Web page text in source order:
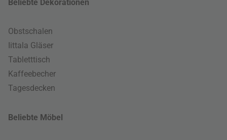
Beliebte Dekorationen
Obstschalen
Iittala Gläser
Tabletttisch
Kaffeebecher
Tagesdecken
Beliebte Möbel